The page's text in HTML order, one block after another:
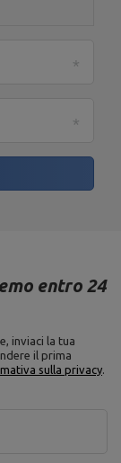
entro 24
inviaci la tua
il prima
sulla privacy.